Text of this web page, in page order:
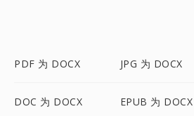
PDF 为 DOCX JPG 为 DOCX
DOC 为 DOCX EPUB 为 DOCX